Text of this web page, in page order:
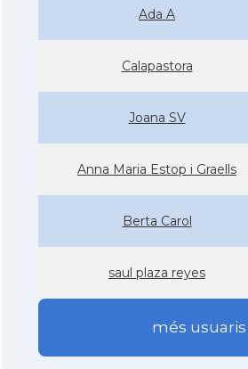
Ada A
Calapastora
Joana SV
Anna Maria Estop i Graells
Berta Carol
saul plaza reyes
més usuaris